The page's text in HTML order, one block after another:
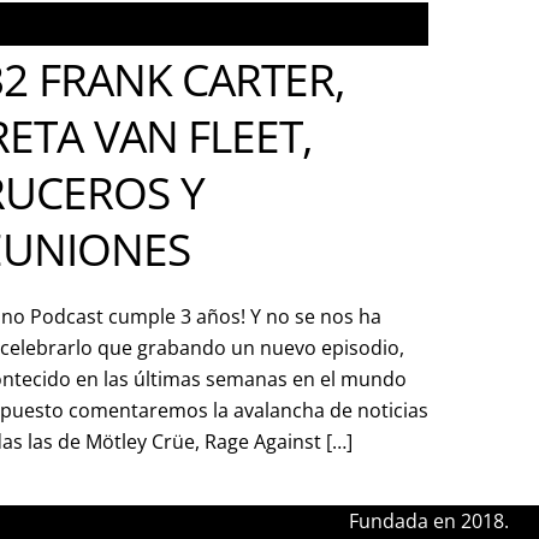
FRANK CARTER,
VAN FLEET,
Y
Podcast cumple 3 años! Y no se nos ha
que grabando un nuevo episodio,
en las últimas semanas en el mundo
comentaremos la avalancha de noticias
las de Mötley Crüe, Rage Against […]
Fundada en 2018.